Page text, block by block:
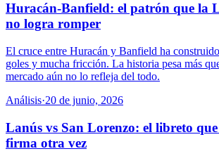
Huracán-Banfield: el patrón que la
no logra romper
El cruce entre Huracán y Banfield ha
goles y mucha fricción. La historia pesa más
mercado aún no lo refleja del todo.
Análisis·20 de junio, 2026
Lanús vs San Lorenzo: el libreto
firma otra vez